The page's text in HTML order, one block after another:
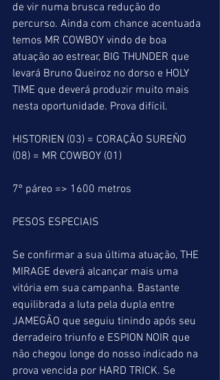
de vir numa brusca redução do
percurso. Ainda com chance acentuada
temos MR COWBOY vindo de boa
atuação ao estrear, BIG THUNDER que
levará Bruno Queiroz no dorso e HOLY
TIME que deverá produzir muito mais
nesta oportunidade. Prova difícil.
HISTORIEN (03) = CORAÇÃO SUREÑO
(08) = MR COWBOY (01)
7º páreo => 1600 metros
PESOS ESPECIAIS
Se confirmar a sua última atuação, THE
MIRAGE deverá alcançar mais uma
vitória em sua campanha. Bastante
equilibrada a luta pela dupla entre
JAMEGÃO que seguiu tinindo após seu
derradeiro triunfo e ESPION NOIR que
não chegou longe do nosso indicado na
prova vencida por HARD TRICK. Se